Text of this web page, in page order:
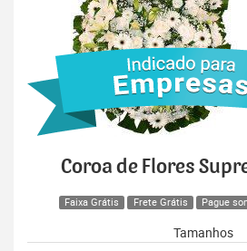
Coroa de Flores
Faixa Grátis Frete Grátis Pague
Tamanhos